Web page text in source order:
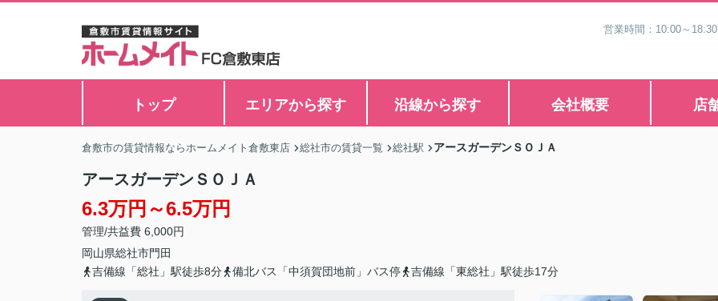
営業時間：10:00～
トップ エリアから探す 沿線から探す 会社概要 店
倉敷市の賃貸情報ならホームメイト倉敷東店 総社市の賃貸一覧 総社駅 アースガーデンＳＯＪＡ
アースガーデンＳＯＪＡ
6.3万円～6.5万円
管理/共益費 6,000円
岡山県総社市門田
吉備線「総社」駅徒歩8分
備北バス「中須賀団地前」バス停 吉備線「東総社」駅徒歩17分